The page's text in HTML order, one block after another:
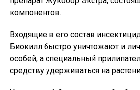
компонентов.
Входящие в его состав
Биокилл быстро уничтожают и
особей, а специальный
средству удерживаться на